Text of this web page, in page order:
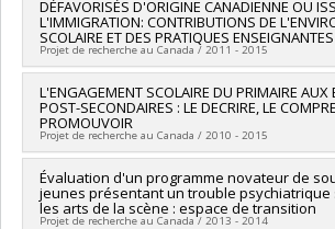
Co-researchers :Linda S. Pagani,Sophie
Janosz
Funding sources: FRQSC/Fonds de
Société et culture (FQRSC)
Grant programs:PVXXXXXX-(AC) Action
rech sur la persévérance et la réussite
DÉFAVORISÉS D'ORIGINE CANADIENNE OU
L'IMMIGRATION: CONTRIBUTIONS DE
SCOLAIRE ET DES PRATIQUES ENSEIGNANTES
Projet de recherche au Canada / 2011 - 2015
Lead researcher :Isabelle Archambault
L'ENGAGEMENT SCOLAIRE DU PRIMAIRE AUX
POST-SECONDAIRES : LE DECRIRE, LE
PROMOUVOIR
Projet de recherche au Canada / 2010 - 2015
Lead researcher :Michel Janosz
Co-researchers : Linda S. Pagani,Sophie
Chouinard,Isabelle Archambault,
Évaluation d'un programme novateur de
jeunes présentant un trouble psychiatrique
les arts de la scène : espace de transition
Projet de recherche au Canada / 2013 - 2014